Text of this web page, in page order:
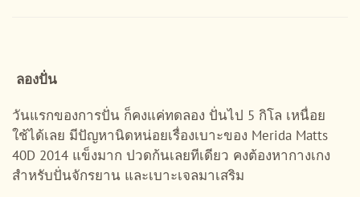
ลองปั่น
วันแรกของการปั่น ก็คงแค่ทดลอง ปั่นไป 5 กิโล เหนื่อย
ใช้ได้เลย มีปัญหานิดหน่อยเรื่องเบาะของ Merida Matts
40D 2014 แข็งมาก ปวดก้นเลยทีเดียว คงต้องหากางเกง
สำหรับปั่นจักรยาน และเบาะเจลมาเสริม